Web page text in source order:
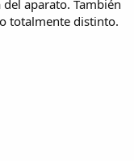
aparato. También
totalmente distinto.